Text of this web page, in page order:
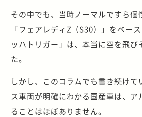
その中でも、当時ノーマルですら個
「フェアレディZ（S30）」をベー
ッハトリガー」は、本当に空を飛び
た。
しかし、このコラムでも書き続けて
ス車両が明確にわかる国産車は、ア
ることはほぼありません。